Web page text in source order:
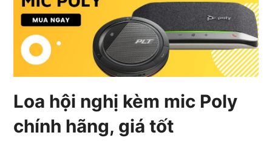
Loa hội nghị kèm mic Poly
chính hãng, giá tốt